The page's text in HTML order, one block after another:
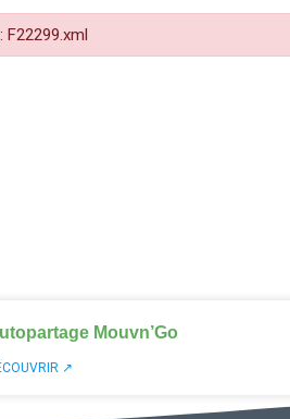
Mouvn’Go
↗